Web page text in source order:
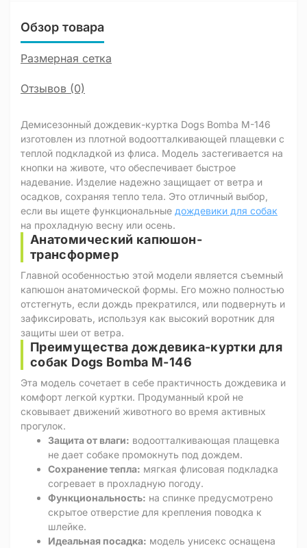
Обзор товара
Размерная сетка
Отзывов (0)
Демисезонный дождевик-куртка Dogs Bomba M-146
изготовлен из плотной водоотталкивающей плащевки с
теплой подкладкой из флиса. Модель застегивается на
кнопки на животе, что обеспечивает быстрое
надевание. Изделие надежно защищает от ветра и
осадков, сохраняя тепло тела. Это отличный выбор,
если вы ищете функциональные дождевики для собак
на прохладную весну или осень.
Анатомический капюшон-
трансформер
Главной особенностью этой модели является съемный
капюшон анатомической формы. Его можно полностью
отстегнуть, если дождь прекратился, или подвернуть и
зафиксировать, используя как высокий воротник для
защиты шеи от ветра.
Преимущества дождевика-куртки для
собак Dogs Bomba M-146
Эта модель сочетает в себе практичность дождевика и
комфорт легкой куртки. Продуманный крой не
сковывает движений животного во время активных
прогулок.
Защита от влаги: водоотталкивающая плащевка
не дает собаке промокнуть под дождем.
Сохранение тепла: мягкая флисовая подкладка
согревает в прохладную погоду.
Функциональность: на спинке предусмотрено
скрытое отверстие для крепления поводка к
шлейке.
Идеальная посадка: модель унисекс оснащена